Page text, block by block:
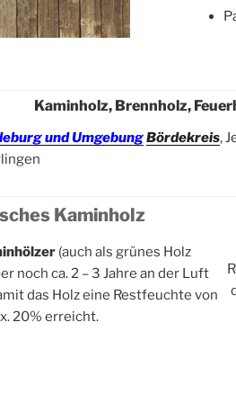
Kaminholz, Brennholz,
undUmgebungBördekreis,
Kaminholz
(auch als grünes Holz
noch ca. 2 – 3 Jahre an der Luft
das Holz eine Restfeuchte von
20% erreicht.